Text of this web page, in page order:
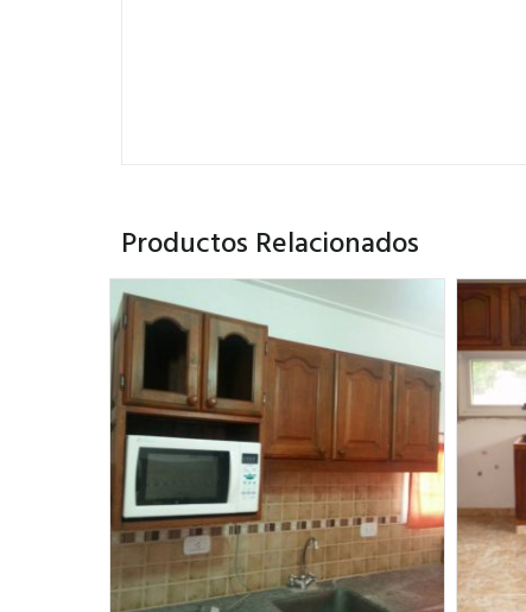
Productos Relacionados